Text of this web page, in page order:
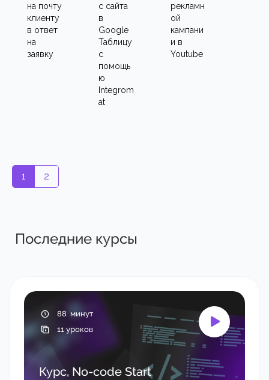
на почту
клиенту
в ответ
на
заявку
с сайта
в
Google
Таблицу
с
помощь
ю
Integrom
at
рекламн
ой
кампани
и в
Youtube
1 2
Последние курсы​​​​
88 минут
11 уроков
Курс, No-code Start